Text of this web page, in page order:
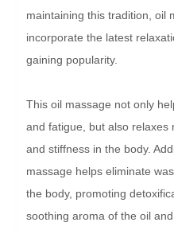
maintaining this tradition, oil
incorporate the latest
gaining popularity.
This oil massage not only
and fatigue, but also relaxes
and stiffness in the body.
massage helps eliminate
the body, promoting
soothing aroma of the oil